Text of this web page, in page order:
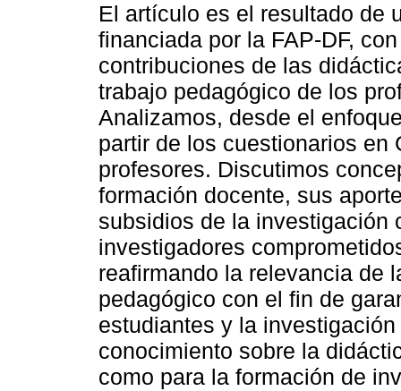
El artículo es el resultado de
financiada por la FAP-DF,
contribuciones de las
trabajo pedagógico de los
Analizamos, desde el
partir de los cuestionarios en
profesores. Discutimos
formación docente, sus
subsidios de la investigación
investigadores
reafirmando la relevancia de
pedagógico con el fin de
estudiantes y la
conocimiento sobre la
como para la formación de